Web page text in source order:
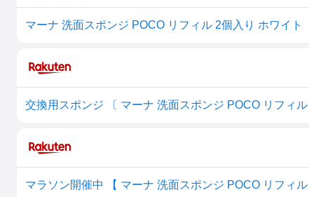
マーナ 洗面スポンジ POCO リフィル 2個入り ホワイト